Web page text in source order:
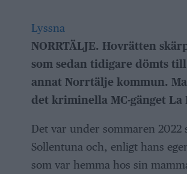
Lyssna
NORRTÄLJE. Hovrätten
som sedan tidigare dömts
annat Norrtälje kommun.
det kriminella MC-gänget
Det var under sommaren 2022
Sollentuna och, enligt hans
som var hemma hos sin